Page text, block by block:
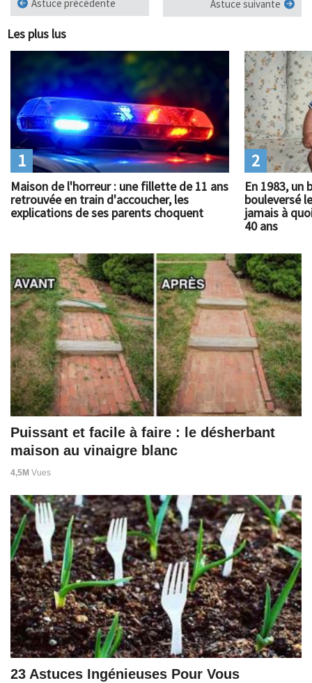
Astuce précédente Astuce suivante
Les plus lus
Maison de l'horreur : une fillette de 11 ans
retrouvée en train d'accoucher, les
explications de ses parents choquent
1
En 1983, un
bouleversé
jamais à
40 ans
2
Puissant et facile à faire : le désherbant
maison au vinaigre blanc
4,5M Vues
23 Astuces Ingénieuses Pour Vous